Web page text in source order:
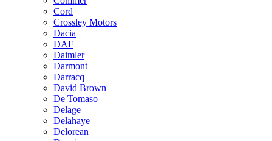
Cord
Crossley Motors
Dacia
DAF
Daimler
Darmont
Darracq
David Brown
De Tomaso
Delage
Delahaye
Delorean